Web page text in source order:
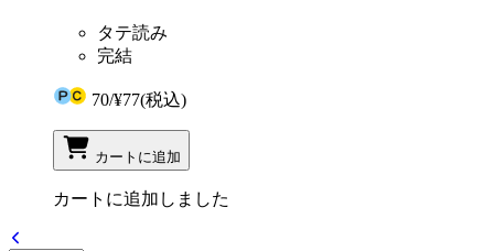
タテ読み
完結
70/¥77(税込)
カートに追加
カートに追加しました